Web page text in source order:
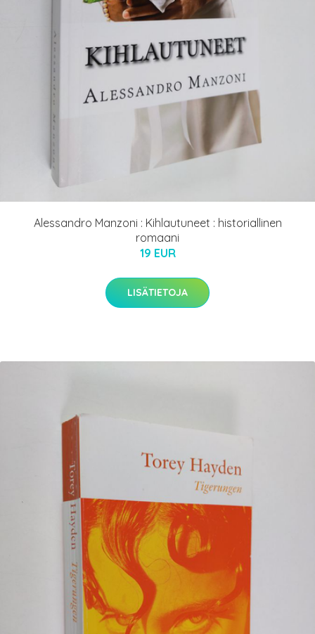
Alessandro Manzoni : Kihlautuneet : historiallinen
romaani
19 EUR
LISÄTIETOJA